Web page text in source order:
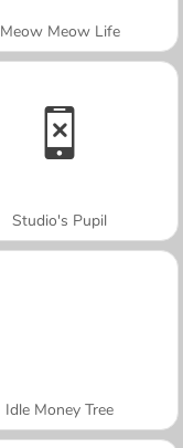
Meow Meow Life
Studio's Pupil
Idle Money Tree